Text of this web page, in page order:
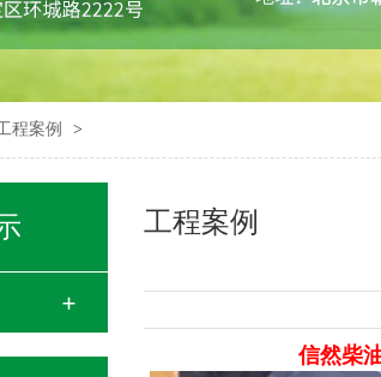
程案例 >
工程案例
信然柴